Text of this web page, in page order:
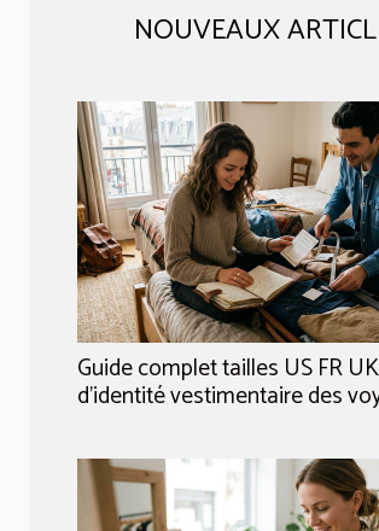
NOUVEAUX
Guide complet tailles US FR
d’identité vestimentaire des